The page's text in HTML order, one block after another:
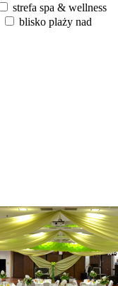
strefa spa & wellness
blisko plaży nad